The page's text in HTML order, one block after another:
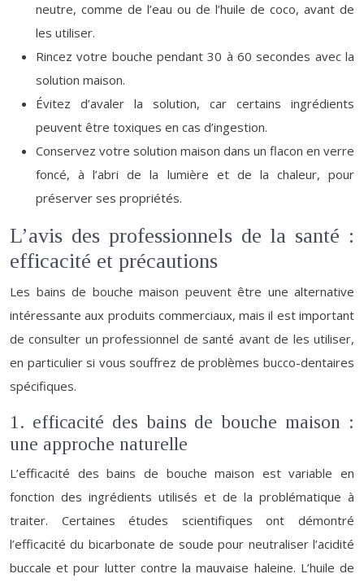
neutre, comme de l’eau ou de l’huile de coco, avant de
les utiliser.
Rincez votre bouche pendant 30 à 60 secondes avec la
solution maison.
Évitez d’avaler la solution, car certains ingrédients
peuvent être toxiques en cas d’ingestion.
Conservez votre solution maison dans un flacon en verre
foncé, à l’abri de la lumière et de la chaleur, pour
préserver ses propriétés.
L’avis des professionnels de la santé :
efficacité et précautions
Les bains de bouche maison peuvent être une alternative
intéressante aux produits commerciaux, mais il est important
de consulter un professionnel de santé avant de les utiliser,
en particulier si vous souffrez de problèmes bucco-dentaires
spécifiques.
1. efficacité des bains de bouche maison :
une approche naturelle
L’efficacité des bains de bouche maison est variable en
fonction des ingrédients utilisés et de la problématique à
traiter. Certaines études scientifiques ont démontré
l’efficacité du bicarbonate de soude pour neutraliser l’acidité
buccale et pour lutter contre la mauvaise haleine. L’huile de